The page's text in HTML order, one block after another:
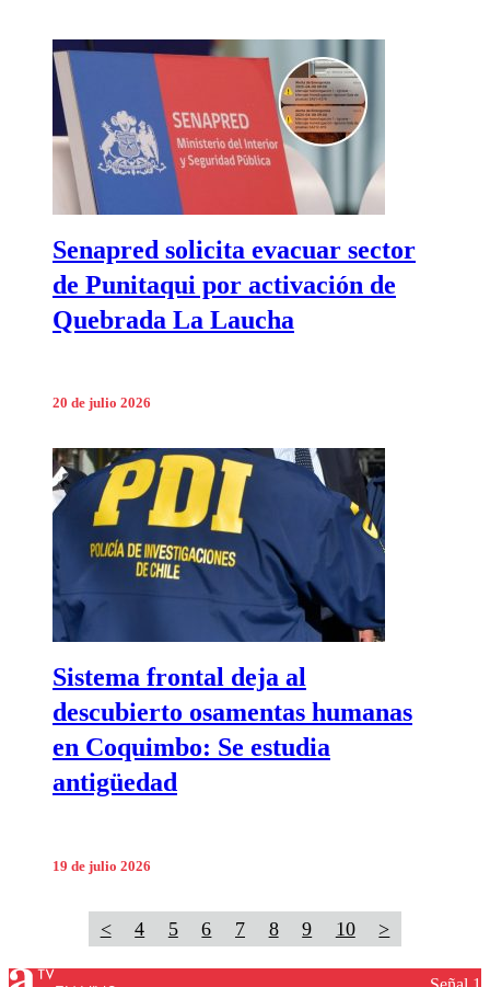
Senapred solicita evacuar sector
de Punitaqui por activación de
Quebrada La Laucha
20 de julio 2026
Sistema frontal deja al
descubierto osamentas humanas
en Coquimbo: Se estudia
antigüedad
19 de julio 2026
< 4 5 6 7 8 9 10 >